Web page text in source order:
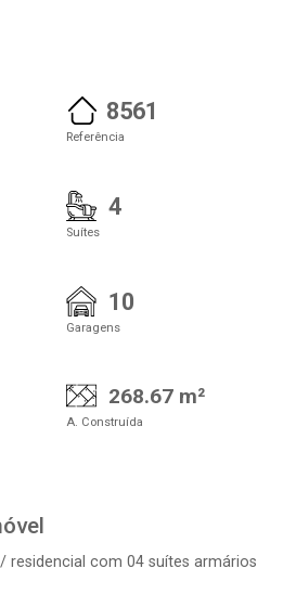
8561
Referência
4
Suítes
10
Garagens
268.67 m²
A. Construída
residencial com 04 suítes armários